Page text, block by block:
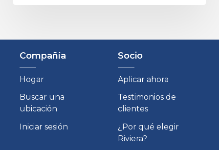
Compañía
Hogar
Buscar una
ubicación
Iniciar sesión
Socio
Aplicar ahora
Testimonios de
clientes
¿Por qué elegir
Riviera?